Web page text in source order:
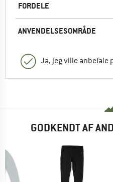
FORDELE
ANVENDELSESOMRÅDE
Ja, jeg ville anbefale
GODKENDT AF